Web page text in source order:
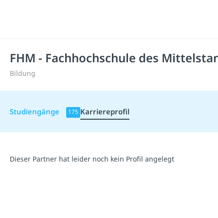
FHM - Fachhochschule des
Bildung
Studiengänge 175 Karriereprofil
Dieser Partner hat leider noch kein Profil angelegt